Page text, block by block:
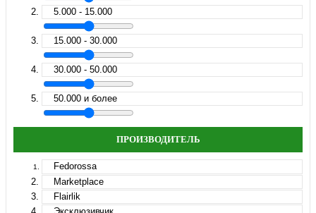
5.000 - 15.000
15.000 - 30.000
30.000 - 50.000
50.000 и более
ПРОИЗВОДИТЕЛЬ
Fedorossa
Marketplace
Flairlik